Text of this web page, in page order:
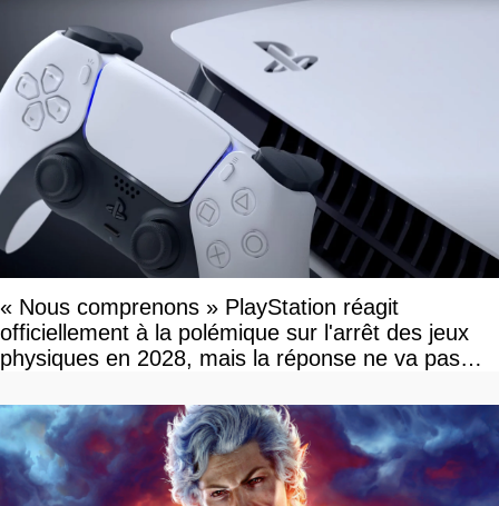
« Nous comprenons » PlayStation réagit
officiellement à la polémique sur l'arrêt des jeux
physiques en 2028, mais la réponse ne va pas